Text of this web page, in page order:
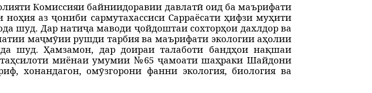
Комиссияи байниидоравии давлатӣ оид ба маърифати
ноҳия азҷониби сармутахассиси Сарраёсати ҳифзи муҳити
шуд. Дар натиҷа маводи ҷойдоштаи сохторҳои дахлдор ва
маҷмӯии рушди тарбия ва маърифати экологии аҳолии
шуд. Ҳамзамон, дар доираи талаботи бандҳои нақшаи
ҳсилоти миёнаи умумии №65 ҷамоати шаҳраки Шайдони
хонандагон, омӯзгорони фанни экология, биология ва